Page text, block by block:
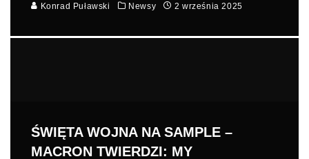
Konrad Puławski Newsy 2 września 2025
ŚWIĘTA WOJNA NA SAMPLE –
MACRON TWIERDZI: MY